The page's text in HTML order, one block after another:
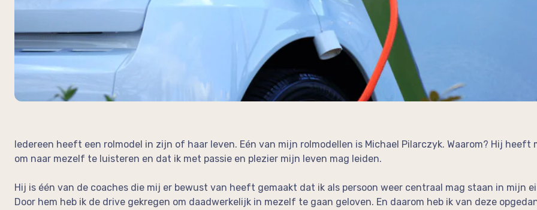
Iedereen heeft een rolmodel in zijn of haar leven. Eén van mijn rolmodellen is Michael Pilarczyk. Waarom? Hij heeft
om naar mezelf te luisteren en dat ik met passie en plezier mijn leven mag leiden.
Hij is één van de coaches die mij er bewust van heeft gemaakt dat ik als persoon weer centraal mag staan in mijn
Door hem heb ik de drive gekregen om daadwerkelijk in mezelf te gaan geloven. En daarom heb ik van deze